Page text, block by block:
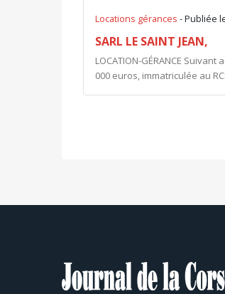
Locations gérances - Publiée
SARL LE SAINT JEAN,
LOCATION-GÉRANCE Suivant
000 euros, immatriculée au